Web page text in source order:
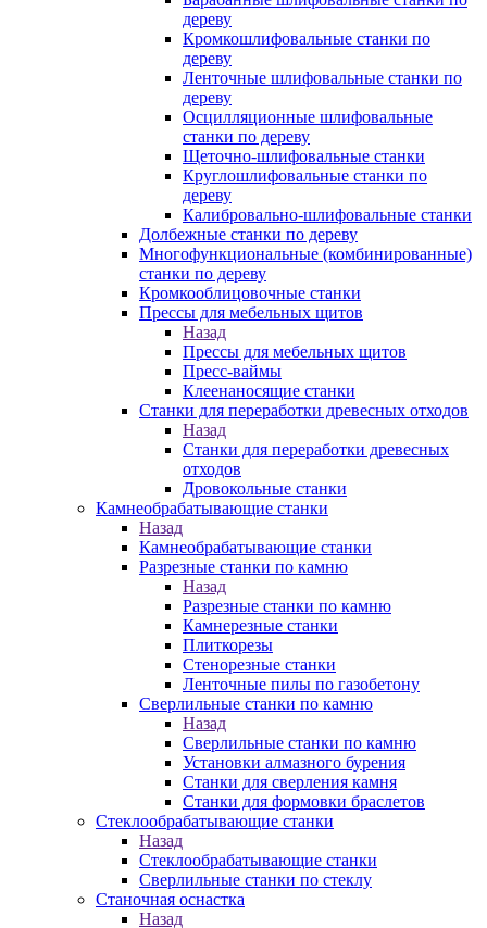
дереву
Кромкошлифовальные станки по
дереву
Ленточные шлифовальные станки по
дереву
Осцилляционные шлифовальные
станки по дереву
Щеточно-шлифовальные станки
Круглошлифовальные станки по
дереву
Калибровально-шлифовальные станки
Долбежные станки по дереву
Многофункциональные (комбинированные)
станки по дереву
Кромкооблицовочные станки
Прессы для мебельных щитов
Назад
Прессы для мебельных щитов
Пресс-ваймы
Клеенаносящие станки
Станки для переработки древесных отходов
Назад
Станки для переработки древесных
отходов
Дровокольные станки
Камнеобрабатывающие станки
Назад
Камнеобрабатывающие станки
Разрезные станки по камню
Назад
Разрезные станки по камню
Камнерезные станки
Плиткорезы
Стенорезные станки
Ленточные пилы по газобетону
Сверлильные станки по камню
Назад
Сверлильные станки по камню
Установки алмазного бурения
Станки для сверления камня
Станки для формовки браслетов
Стеклообрабатывающие станки
Назад
Стеклообрабатывающие станки
Сверлильные станки по стеклу
Станочная оснастка
Назад